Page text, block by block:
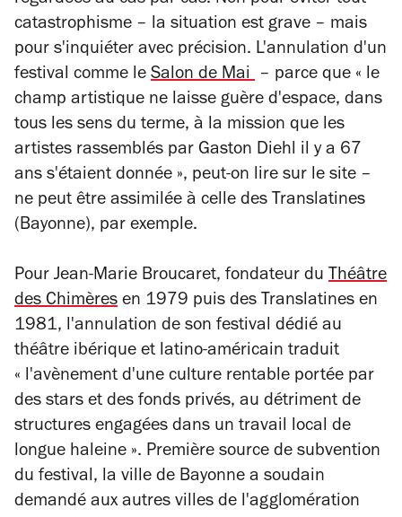
catastrophisme – la situation est grave – mais
pour s'inquiéter avec précision. L'annulation d'un
festival comme le Salon de Mai – parce que « le
champ artistique ne laisse guère d'espace, dans
tous les sens du terme, à la mission que les
artistes rassemblés par Gaston Diehl il y a 67
ans s'étaient donnée », peut-on lire sur le site –
ne peut être assimilée à celle des Translatines
(Bayonne), par exemple.
Pour Jean-Marie Broucaret, fondateur du Théâtre
des Chimères en 1979 puis des Translatines en
1981, l'annulation de son festival dédié au
théâtre ibérique et latino-américain traduit
« l'avènement d'une culture rentable portée par
des stars et des fonds privés, au détriment de
structures engagées dans un travail local de
longue haleine ». Première source de subvention
du festival, la ville de Bayonne a soudain
demandé aux autres villes de l'agglomération